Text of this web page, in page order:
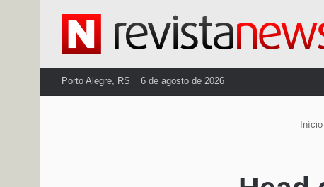
Porto Alegre, RS 6 de agosto de 2026
Início